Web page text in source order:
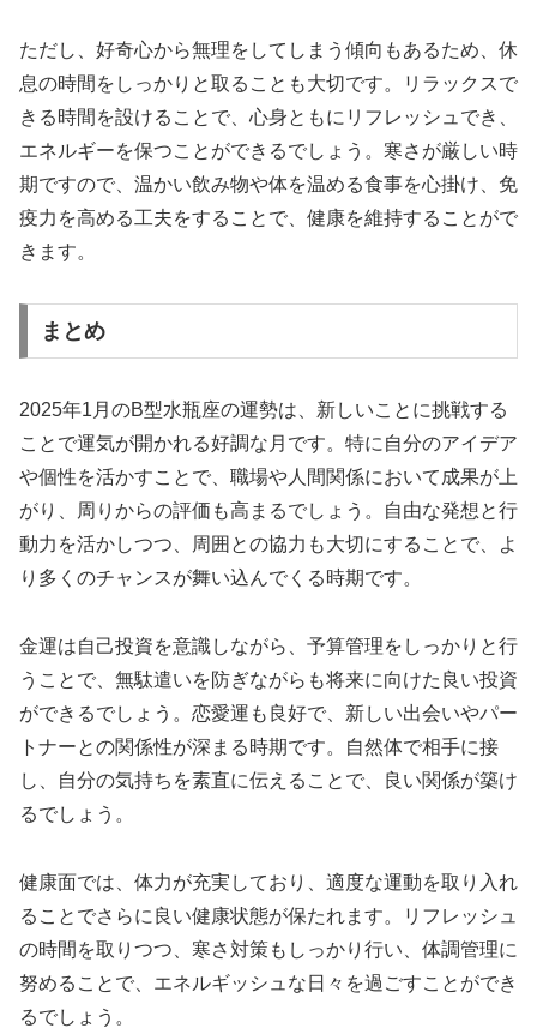
ただし、好奇心から無理をしてしまう傾向もあるため、休
息の時間をしっかりと取ることも大切です。リラックスで
きる時間を設けることで、心身ともにリフレッシュでき、
エネルギーを保つことができるでしょう。寒さが厳しい時
期ですので、温かい飲み物や体を温める食事を心掛け、免
疫力を高める工夫をすることで、健康を維持することがで
きます。
まとめ
2025年1月のB型水瓶座の運勢は、新しいことに挑戦する
ことで運気が開かれる好調な月です。特に自分のアイデア
や個性を活かすことで、職場や人間関係において成果が上
がり、周りからの評価も高まるでしょう。自由な発想と行
動力を活かしつつ、周囲との協力も大切にすることで、よ
り多くのチャンスが舞い込んでくる時期です。
金運は自己投資を意識しながら、予算管理をしっかりと行
うことで、無駄遣いを防ぎながらも将来に向けた良い投資
ができるでしょう。恋愛運も良好で、新しい出会いやパー
トナーとの関係性が深まる時期です。自然体で相手に接
し、自分の気持ちを素直に伝えることで、良い関係が築け
るでしょう。
健康面では、体力が充実しており、適度な運動を取り入れ
ることでさらに良い健康状態が保たれます。リフレッシュ
の時間を取りつつ、寒さ対策もしっかり行い、体調管理に
努めることで、エネルギッシュな日々を過ごすことができ
るでしょう。